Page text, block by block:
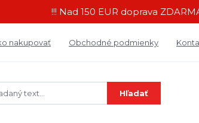
!!! Nad 150 EUR doprava
nakupovať Obchodné podmienky
Hľadať